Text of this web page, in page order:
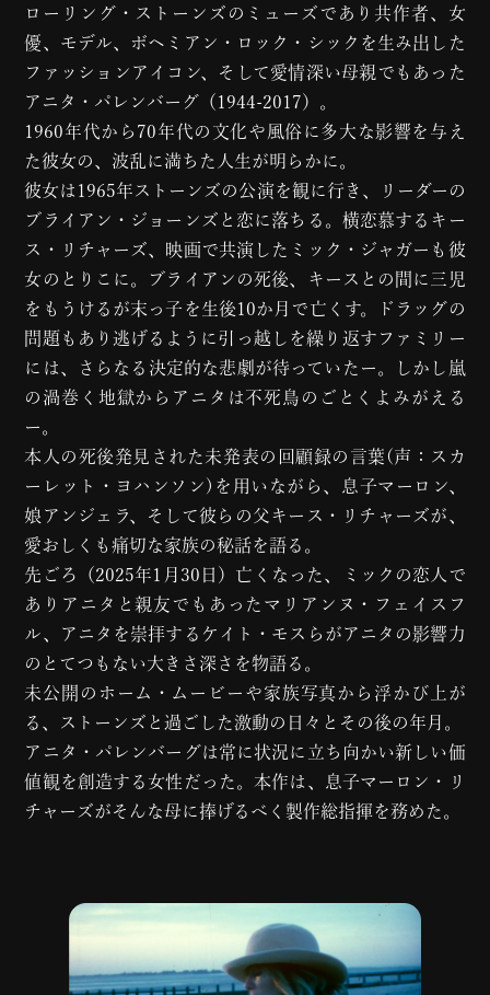
ローリング・ストーンズのミューズであり共作者、女
優、モデル、ボヘミアン・ロック・シックを生み出した
ファッションアイコン、そして愛情深い母親でもあった
アニタ・パレンバーグ（1944-2017）。
1960年代から70年代の文化や風俗に多大な影響を与え
た彼女の、波乱に満ちた人生が明らかに。
彼女は1965年ストーンズの公演を観に行き、リーダーの
ブライアン・ジョーンズと恋に落ちる。横恋慕するキー
ス・リチャーズ、映画で共演したミック・ジャガーも彼
女のとりこに。ブライアンの死後、キースとの間に三児
をもうけるが末っ子を生後10か月で亡くす。ドラッグの
問題もあり逃げるように引っ越しを繰り返すファミリー
には、さらなる決定的な悲劇が待っていたー。しかし嵐
の渦巻く地獄からアニタは不死鳥のごとくよみがえる
ー。
本人の死後発見された未発表の回顧録の言葉(声：スカ
ーレット・ヨハンソン)を用いながら、息子マーロン、
娘アンジェラ、そして彼らの父キース・リチャーズが、
愛おしくも痛切な家族の秘話を語る。
先ごろ（2025年1月30日）亡くなった、ミックの恋人で
ありアニタと親友でもあったマリアンヌ・フェイスフ
ル、アニタを崇拝するケイト・モスらがアニタの影響力
のとてつもない大きさ深さを物語る。
未公開のホーム・ムービーや家族写真から浮かび上が
る、ストーンズと過ごした激動の日々とその後の年月。
アニタ・パレンバーグは常に状況に立ち向かい新しい価
値観を創造する女性だった。本作は、息子マーロン・リ
チャーズがそんな母に捧げるべく製作総指揮を務めた。